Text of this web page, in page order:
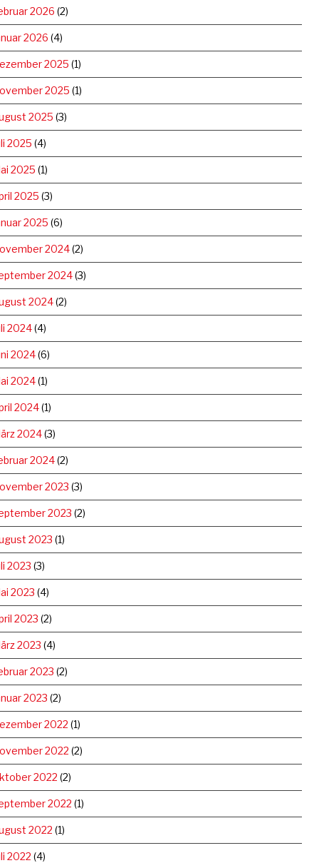
2026 (2)
2026 (4)
2025 (1)
2025 (1)
2025 (3)
2025 (4)
2025 (1)
2025 (3)
2025 (6)
2024(2)
2024(3)
2024(2)
2024(4)
2024(6)
2024(1)
2024(1)
2024(3)
2024(2)
2023 (3)
2023 (2)
2023 (1)
2023 (3)
2023 (4)
2023 (2)
2023 (4)
2023 (2)
2023 (2)
2022 (1)
2022 (2)
2022 (2)
2022 (1)
2022 (1)
2022 (4)